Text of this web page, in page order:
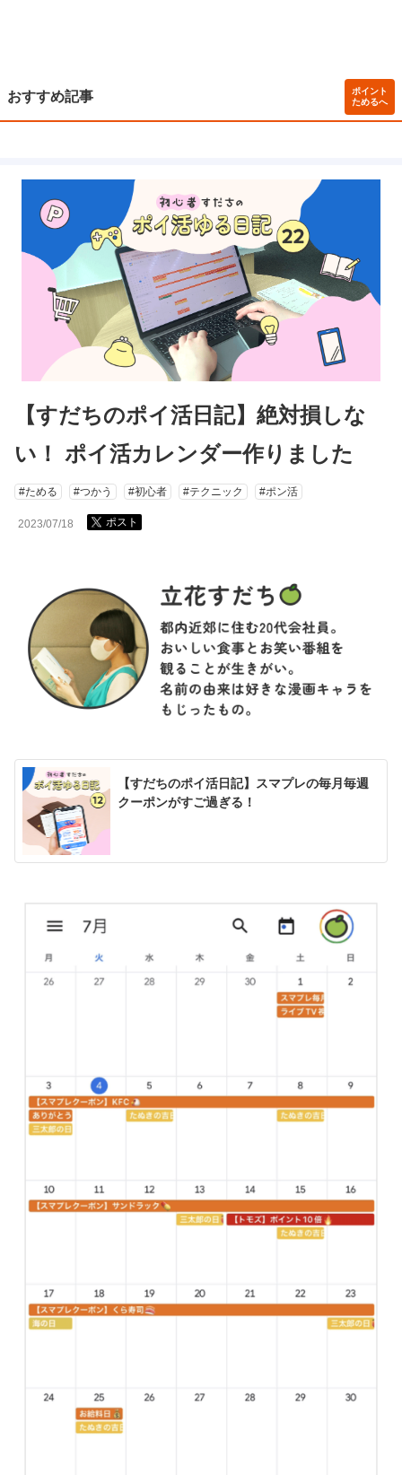
おすすめ記事
ポイント
ためるへ
【すだちのポイ活日記】絶対損しな
い！ ポイ活カレンダー作りました
#ためる #つかう #初心者 #テクニック #ポン活
2023/07/18 ポスト
【すだちのポイ活日記】スマプレの毎月毎週
クーポンがすご過ぎる！